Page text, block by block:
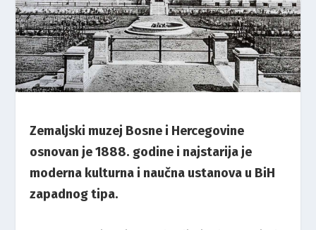
Zemaljski muzej Bosne i Hercegovine
osnovan je 1888. godine i najstarija je
moderna kulturna i naučna ustanova u BiH
zapadnog tipa.